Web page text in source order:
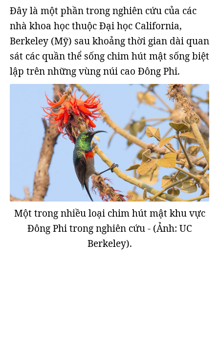
Đây là một phần trong nghiên cứu của các
nhà khoa học thuộc Đại học California,
Berkeley (Mỹ) sau khoảng thời gian dài quan
sát các quần thể sống chim hút mật sống biệt
lập trên những vùng núi cao Đông Phi.
Một trong nhiều loại chim hút mật khu vực
Đông Phi trong nghiên cứu - (Ảnh: UC
Berkeley).